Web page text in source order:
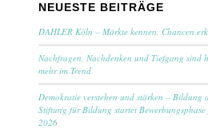
NEUESTE BEITRÄGE
DAHLER Köln – Märkte kennen, Chancen
Nachfragen, Nachdenken und Tiefgang sind
mehr im Trend
Demokratie verstehen und stärken – Bildung
Stiftung für Bildung startet
2026